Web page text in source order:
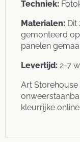
Techniek:
Materialen: Dit
gemonteerd
panelen
Levertijd: 2-7
Art
kleurrijke